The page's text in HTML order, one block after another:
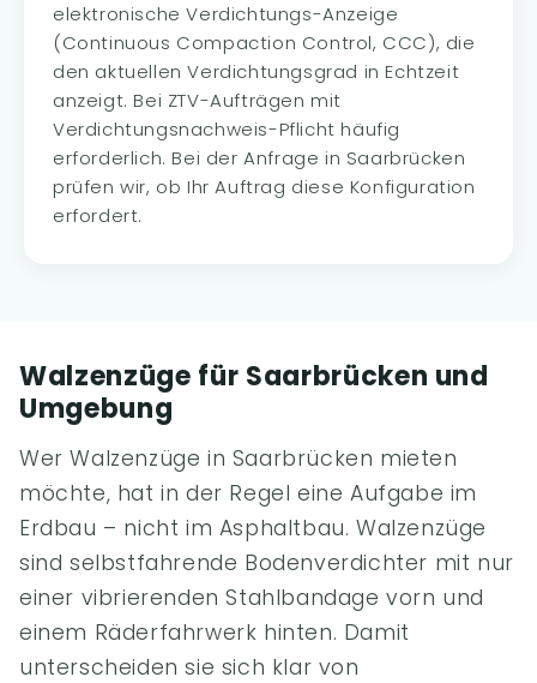
elektronische Verdichtungs-Anzeige
(Continuous Compaction Control, CCC), die
den aktuellen Verdichtungsgrad in Echtzeit
anzeigt. Bei ZTV-Aufträgen mit
Verdichtungsnachweis-Pflicht häufig
erforderlich. Bei der Anfrage in Saarbrücken
prüfen wir, ob Ihr Auftrag diese Konfiguration
erfordert.
Walzenzüge für Saarbrücken und
Umgebung
Wer Walzenzüge in Saarbrücken mieten
möchte, hat in der Regel eine Aufgabe im
Erdbau – nicht im Asphaltbau. Walzenzüge
sind selbstfahrende Bodenverdichter mit nur
einer vibrierenden Stahlbandage vorn und
einem Räderfahrwerk hinten. Damit
unterscheiden sie sich klar von